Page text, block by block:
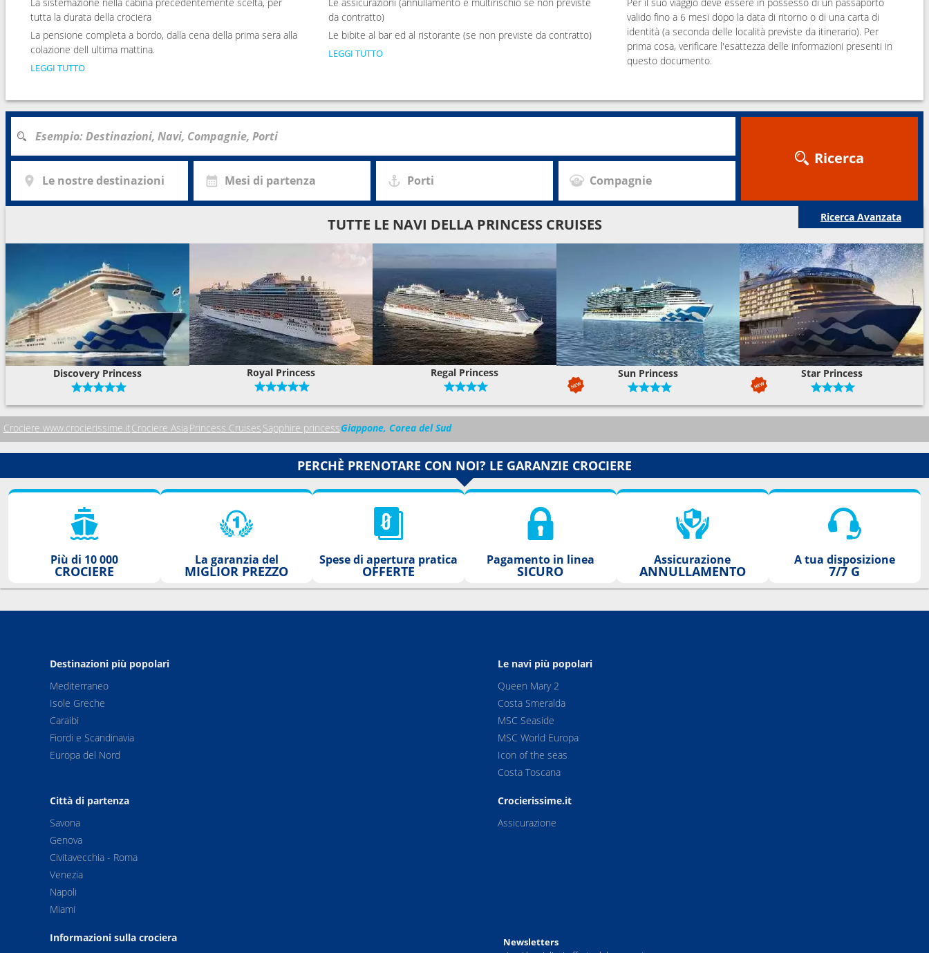
tutta la durata della crociera
La pensione completa a bordo, dalla cena della prima sera alla
colazione dell ultima mattina.
LEGGI TUTTO
da contratto)
Le bibite al bar ed al ristorante (se non previste da contratto)
LEGGI TUTTO
valido fino a 6 mesi dopo la data di ritorno o di una carta di
identità (a seconda delle località previste da itinerario). Per
prima cosa, verificare l'esattezza delle informazioni presenti in
questo documento.
Le nostre destinazioni Mesi di partenza Porti Compagnie
Ricerca
Ricerca Avanzata
TUTTE LE NAVI DELLA PRINCESS CRUISES
Discovery Princess Royal Princess Regal Princess Sun Princess Star Princess
Crociere www.crocierissime.itCrociere Asia Princess Cruises Sapphire princessGiappone, Corea del Sud
PERCHÈ PRENOTARE CON NOI? LE GARANZIE CROCIERE
Più di 10 000
CROCIERE
La garanzia del
MIGLIOR PREZZO
Spese di apertura pratica
OFFERTE
Pagamento in linea
SICURO
Assicurazione
ANNULLAMENTO
A tua disposizione
7/7 G
Destinazioni più popolari
Mediterraneo
Isole Greche
Caraibi
Fiordi e Scandinavia
Europa del Nord
Le navi più popolari
Queen Mary 2
Costa Smeralda
MSC Seaside
MSC World Europa
Icon of the seas
Costa Toscana
Città di partenza
Savona
Genova
Civitavecchia - Roma
Venezia
Napoli
Miami
Crocierissime.it
Assicurazione
Informazioni sulla crociera
Newsletters